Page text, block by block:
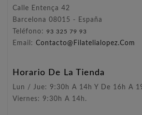
Calle Entença 42
Barcelona 08015 - España
Teléfono: 93 325 79 93
Email: Contacto@filatelialopez.com
Horario De La Tienda
Lun / Jue: 9:30h A 14h Y De 16h A
Viernes: 9:30h A 14h.